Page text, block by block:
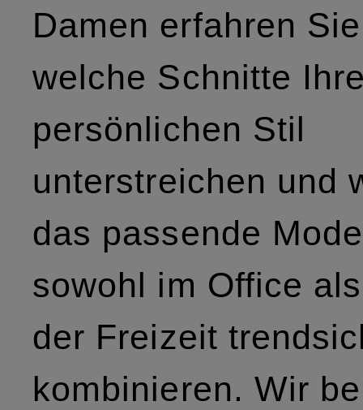
Damen erfahren
welche Schnitte
persönlichen Stil
unterstreichen und
das passende
sowohl im Office
der Freizeit
kombinieren. Wir